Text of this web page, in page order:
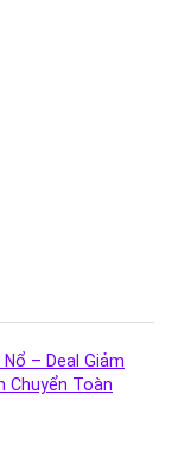
– Deal Giảm
Chuyển Toàn